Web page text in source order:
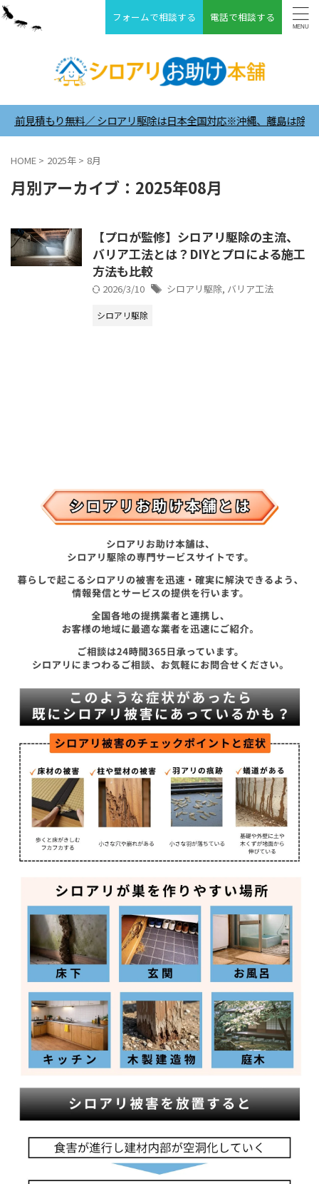
フォームで相談する 電話で相談する
もり無料／ シロアリ駆除は日本全国対応※沖縄、離島は除く ＼24時
HOME > 2025年 > 8月
月別アーカイブ：2025年08月
【プロが監修】シロアリ駆除の主流、
バリア工法とは？DIYとプロによる施工
方法も比較
2026/3/10 シロアリ駆除, バリア工法
シロアリ駆除